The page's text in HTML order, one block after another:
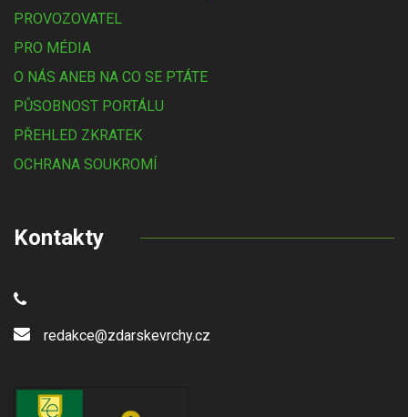
PROVOZOVATEL
PRO MÉDIA
O NÁS ANEB NA CO SE PTÁTE
PŮSOBNOST PORTÁLU
PŘEHLED ZKRATEK
OCHRANA SOUKROMÍ
Kontakty
redakce@zdarskevrchy.cz